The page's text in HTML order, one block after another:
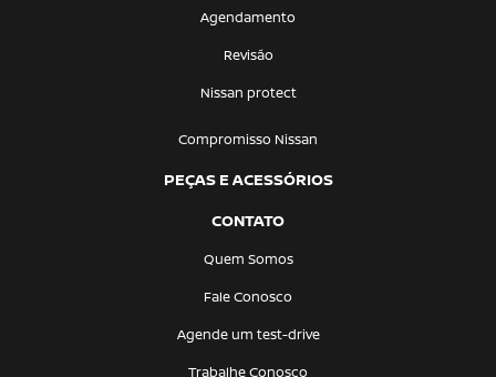
Agendamento
Revisão
Nissan protect
Compromisso Nissan
PEÇAS E ACESSÓRIOS
CONTATO
Quem Somos
Fale Conosco
Agende um test-drive
Trabalhe Conosco